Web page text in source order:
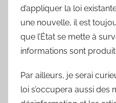
s
o
n
d
J
o
d’appliquer la loi
une nouvelle, il est
que l’État se mette à
informations sont
Par ailleurs, je serai
loi s’occupera aussi des